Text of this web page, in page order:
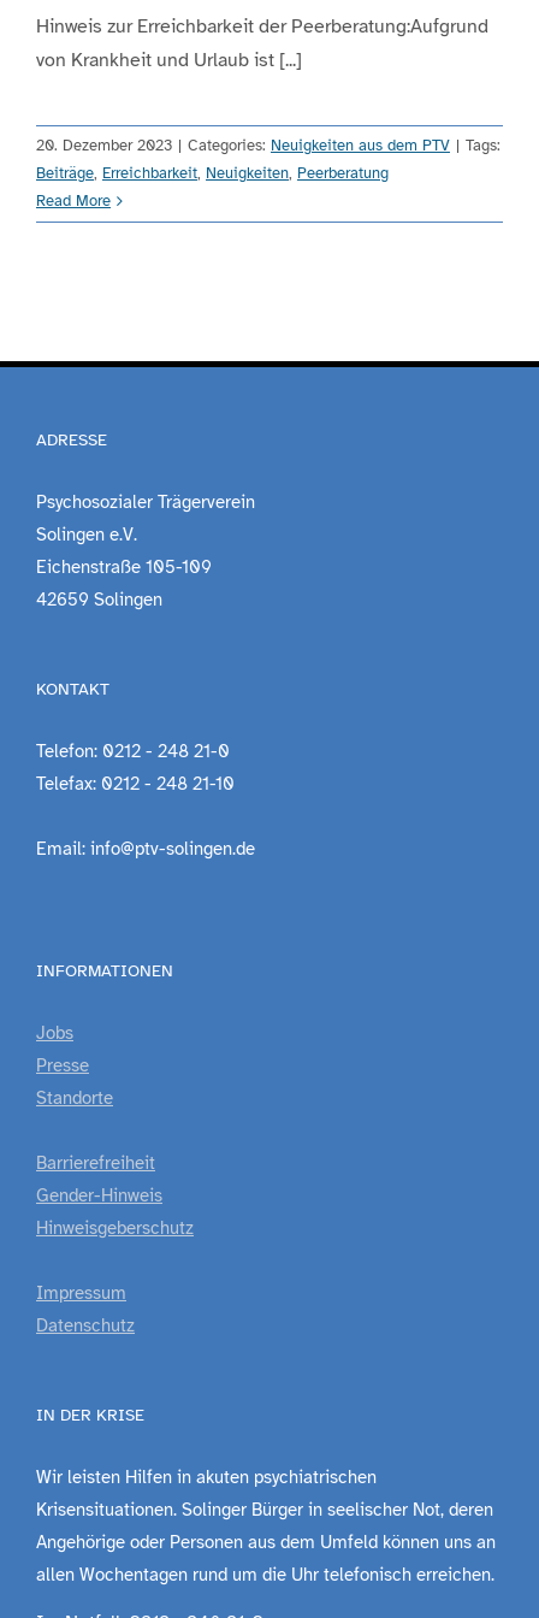
Engagement
Aktuelles
Jobs
Hinweis zur Erreichbarkeit der Peerberatung:Aufgrund
von Krankheit und Urlaub ist [...]
20. Dezember 2023 | Categories: Neuigkeiten aus dem PTV | Tags:
Beiträge, Erreichbarkeit, Neuigkeiten, Peerberatung
Read More
ADRESSE
Psychosozialer Trägerverein
Solingen e.V.
Eichenstraße 105-109
42659 Solingen
KONTAKT
Telefon: 0212 - 248 21-0
Telefax: 0212 - 248 21-10
Email: info@ptv-solingen.de
INFORMATIONEN
Jobs
Presse
Standorte
Barrierefreiheit
Gender-Hinweis
Hinweisgeberschutz
Impressum
Datenschutz
IN DER KRISE
Wir leisten Hilfen in akuten psychiatrischen
Krisensituationen. Solinger Bürger in seelischer Not, deren
Angehörige oder Personen aus dem Umfeld können uns an
allen Wochentagen rund um die Uhr telefonisch erreichen.